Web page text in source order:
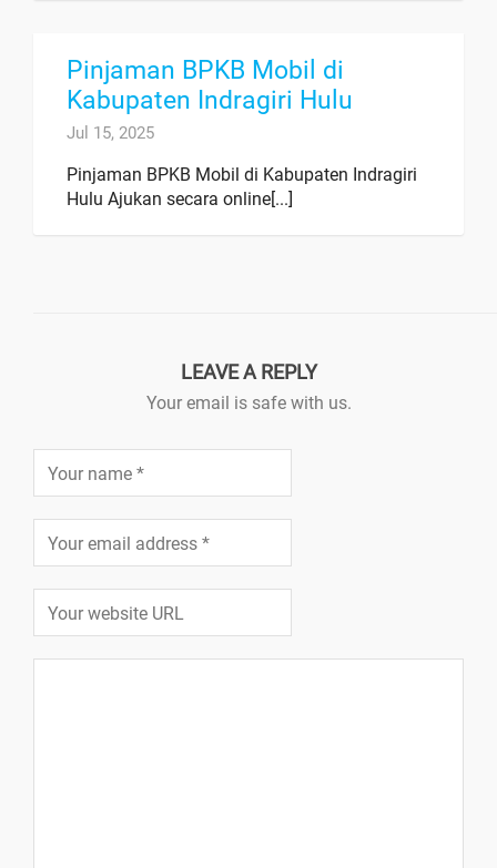
Pinjaman BPKB Mobil di
Kabupaten Indragiri Hulu
Jul 15, 2025
Pinjaman BPKB Mobil di Kabupaten Indragiri
Hulu Ajukan secara online[...]
LEAVE A REPLY
Your email is safe with us.